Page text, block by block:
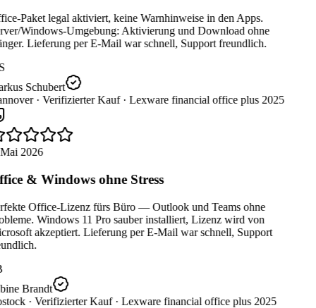
Paket legal aktiviert, keine Warnhinweise in den Apps.
Windows-Umgebung: Aktivierung und Download ohne
Lieferung per E-Mail war schnell, Support freundlich.
Schubert
· Verifizierter Kauf · Lexware financial office plus 2025
2026
& Windows ohne Stress
Office-Lizenz fürs Büro — Outlook und Teams ohne
Windows 11 Pro sauber installiert, Lizenz wird von
akzeptiert. Lieferung per E-Mail war schnell, Support
Brandt
· Verifizierter Kauf · Lexware financial office plus 2025